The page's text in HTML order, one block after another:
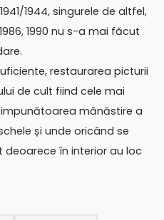
1944, singurele de altfel,
1990 nu s-a mai făcut
restaurarea picturii
de cult fiind cele mai
mănăstire a
și unde oricând se
în interior au loc